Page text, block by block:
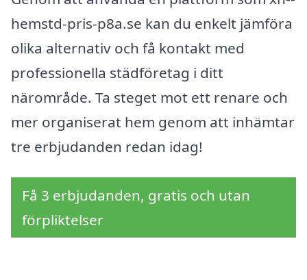
hemstd-pris-p8a.se kan du enkelt jämföra
olika alternativ och få kontakt med
professionella städföretag i ditt
närområde. Ta steget mot ett renare och
mer organiserat hem genom att inhämtar
tre erbjudanden redan idag!
Få 3 erbjudanden, gratis och utan
förpliktelser